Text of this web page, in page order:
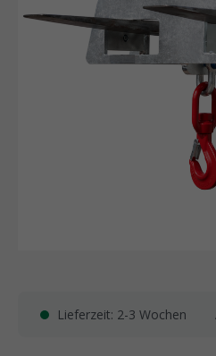
Lieferzeit: 2-3 Wochen